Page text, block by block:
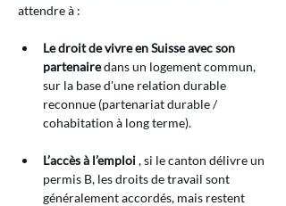
attendre à :
Le droit de vivre en Suisse avec son
partenaire dans un logement commun,
sur la base d'une relation durable
reconnue (partenariat durable /
cohabitation à long terme).
L’accès à l’emploi , si le canton délivre un
permis B, les droits de travail sont
généralement accordés, mais restent